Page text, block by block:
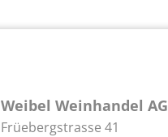
Weibel Weinhandel AG
Früebergstrasse 41